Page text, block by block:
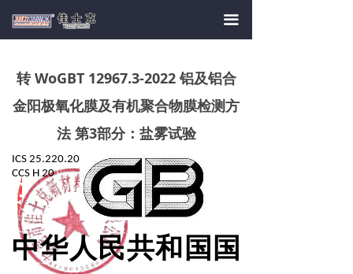
끀
首页
产品中心
新闻资讯
工艺标准
产学合作
人员招聘
联系我们
转 WoGBT 12967.3-2022 铝及铝合
金阳极氧化膜及有机聚合物膜检测方
法 第3部分：盐雾试验
ICS 25.220.20
CCS H 20
中华人民共和国国